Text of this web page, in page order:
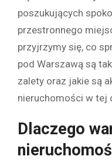
poszukujących
przestronnego
przyjrzymy się, co
pod Warszawą są
zalety oraz jakie są
nieruchomości w tej
Dlaczego